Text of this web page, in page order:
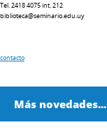
Tel. 2418 4075 int. 212
biblioteca@seminario.edu.uy
contacto
Más novedades...